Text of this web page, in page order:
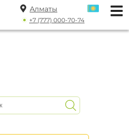
Алматы
+7 (777) 000-70-74